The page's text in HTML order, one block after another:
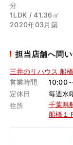
分
1LDK / 41.36㎡
2020年03月築
担当店舗へ問
三井のリハウス 船
営業時間
10:00
定休日
毎週水
住所
千葉県
船橋１